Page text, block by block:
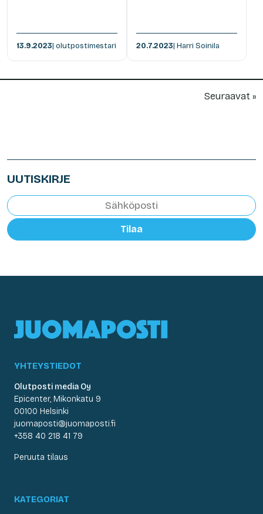
13.9.2023| olutpostimestari 20.7.2023| Harri Soinila
Seuraavat »
UUTISKIRJE
Tilaa
YHTEYSTIEDOT
Olutposti media Oy
Epicenter, Mikonkatu 9
00100 Helsinki
juomaposti@juomaposti.fi
+358 40 218 41 79
Peruuta tilaus
KATEGORIAT